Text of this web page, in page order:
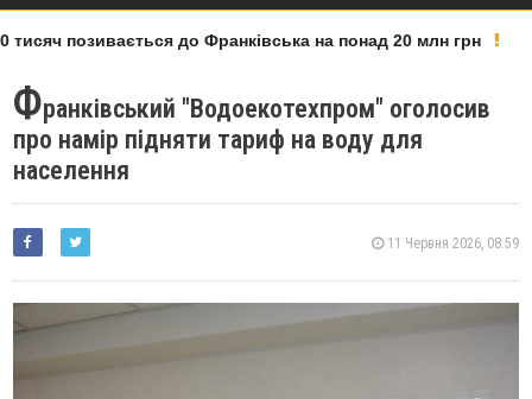
позивається до Франківська на понад 20 млн грн
Франківський "Водоекотехпром" оголосив
про намір підняти тариф на воду для
населення
11 Червня 2026, 08:59